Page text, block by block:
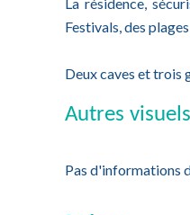
Festivals, des
Deux caves et trois
Autres visuels
Pas d'informations